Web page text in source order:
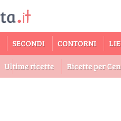
SECONDI CONTORNI
Ultime ricette Ricette per